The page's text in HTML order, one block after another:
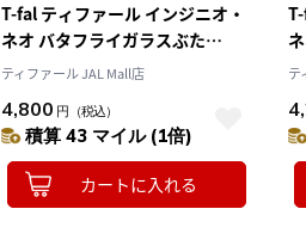
T-fal ティファール インジニオ・
ネオ バタフライガラスぶた
28cm L99367
ティファール JAL Mall店
4,800 円 （税込）
積算 43 マイル (1倍)
カートに入れる
テ